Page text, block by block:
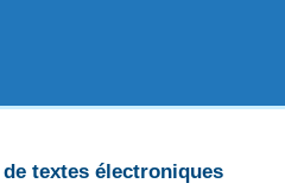
textes électroniques